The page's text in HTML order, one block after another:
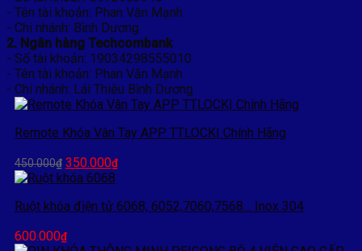
- Tên tài khoản: Phan Văn Mạnh
- Chi nhánh: Bình Dương
2. Ngân hàng Techcombank
- Số tài khoản: 19034298555010
- Tên tài khoản: Phan Văn Mạnh
- Chi nhánh: Lái Thiêu Bình Dương
Remote Khóa Vân Tay APP TTLOCK| Chính Hãng
450.000₫ Giá
gốc
450.000₫.
350.000₫Giá
là:
Ruột khóa điện tử 6068, 6052,7060,7568… Inox 304
600.000₫